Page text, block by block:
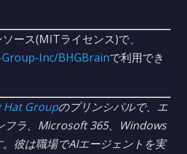
ース(MITライセンス)で、
Inc/BHGBrainで利用でき
Hat Groupのプリンシパルで、エ
フラ、Microsoft 365、Windows
彼は職場でAIエージェントを実